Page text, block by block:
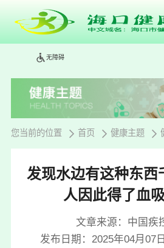
无障碍
您当前的位置 首页 健康主题
发现水边有这种东西
人因此得了血吸
文章来源：中国疾
发布日期：2025年04月07日